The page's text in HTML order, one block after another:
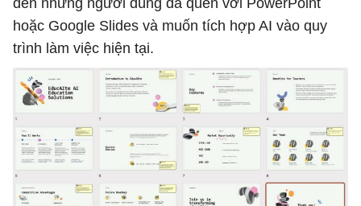
đến những người dùng đã quen với PowerPoint
hoặc Google Slides và muốn tích hợp AI vào quy
trình làm việc hiện tại.